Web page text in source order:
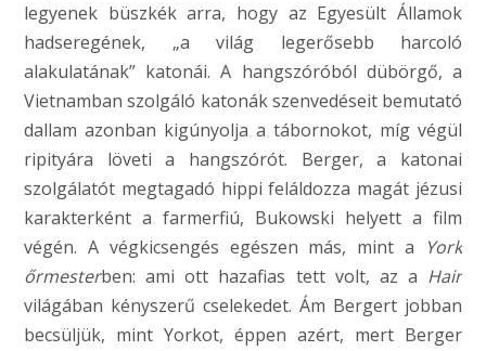
legyenek büszkék arra, hogy az Egyesült Államok
hadseregének, „a világ legerősebb harcoló
alakulatának” katonái. A hangszóróból dübörgő, a
Vietnamban szolgáló katonák szenvedéseit bemutató
dallam azonban kigúnyolja a tábornokot, míg végül
ripityára löveti a hangszórót. Berger, a katonai
szolgálatót megtagadó hippi feláldozza magát jézusi
karakterként a farmerfiú, Bukowski helyett a film
végén. A végkicsengés egészen más, mint a
York
őrmesterben: ami ott hazafias tett volt, az a Hair
világában kényszerű cselekedet. Ám Bergert jobban
becsüljük, mint Yorkot, éppen azért, mert Berger